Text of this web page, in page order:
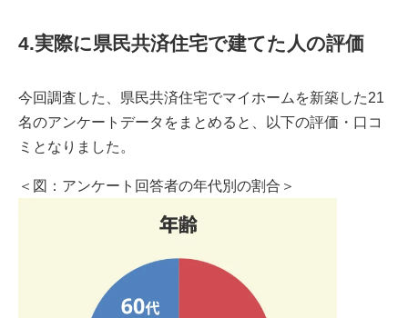
4.実際に県民共済住宅で建てた人の評価
今回調査した、県民共済住宅でマイホームを新築した21
名のアンケートデータをまとめると、以下の評価・口コ
ミとなりました。
＜図：アンケート回答者の年代別の割合＞